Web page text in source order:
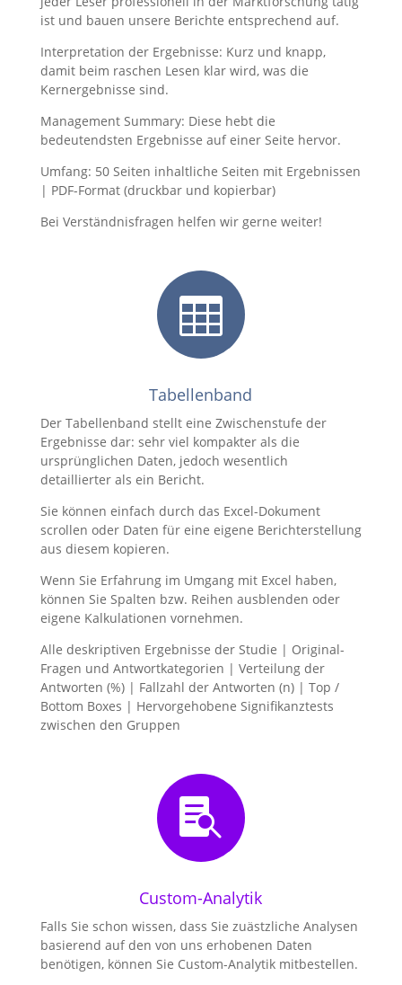
ist und bauen unsere Berichte entsprechend auf.
Interpretation der Ergebnisse: Kurz und knapp,
damit beim raschen Lesen klar wird, was die
Kernergebnisse sind.
Management Summary: Diese hebt die
bedeutendsten Ergebnisse auf einer Seite hervor.
Umfang: 50 Seiten inhaltliche Seiten mit Ergebnissen
| PDF-Format (druckbar und kopierbar)
Bei Verständnisfragen helfen wir gerne weiter!

Tabellenband
Der Tabellenband stellt eine Zwischenstufe der
Ergebnisse dar: sehr viel kompakter als die
ursprünglichen Daten, jedoch wesentlich
detaillierter als ein Bericht.
Sie können einfach durch das Excel-Dokument
scrollen oder Daten für eine eigene Berichterstellung
aus diesem kopieren.
Wenn Sie Erfahrung im Umgang mit Excel haben,
können Sie Spalten bzw. Reihen ausblenden oder
eigene Kalkulationen vornehmen.
Alle deskriptiven Ergebnisse der Studie | Original-
Fragen und Antwortkategorien | Verteilung der
Antworten (%) | Fallzahl der Antworten (n) | Top /
Bottom Boxes | Hervorgehobene Signifikanztests
zwischen den Gruppen

Custom-Analytik
Falls Sie schon wissen, dass Sie zuästzliche Analysen
basierend auf den von uns erhobenen Daten
benötigen, können Sie Custom-Analytik mitbestellen.